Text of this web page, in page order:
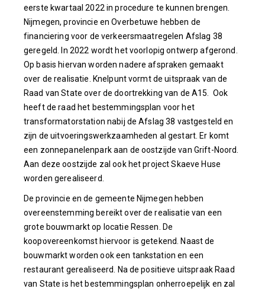
eerste kwartaal 2022 in procedure te kunnen brengen.
Nijmegen, provincie en Overbetuwe hebben de
financiering voor de verkeersmaatregelen Afslag 38
geregeld. In 2022 wordt het voorlopig ontwerp afgerond.
Op basis hiervan worden nadere afspraken gemaakt
over de realisatie. Knelpunt vormt de uitspraak van de
Raad van State over de doortrekking van de A15. Ook
heeft de raad het bestemmingsplan voor het
transformatorstation nabij de Afslag 38 vastgesteld en
zijn de uitvoeringswerkzaamheden al gestart. Er komt
een zonnepanelenpark aan de oostzijde van Grift-Noord.
Aan deze oostzijde zal ook het project Skaeve Huse
worden gerealiseerd.
De provincie en de gemeente Nijmegen hebben
overeenstemming bereikt over de realisatie van een
grote bouwmarkt op locatie Ressen. De
koopovereenkomst hiervoor is getekend. Naast de
bouwmarkt worden ook een tankstation en een
restaurant gerealiseerd. Na de positieve uitspraak Raad
van State is het bestemmingsplan onherroepelijk en zal